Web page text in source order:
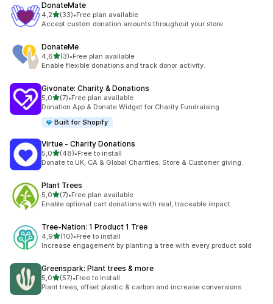
DonateMate
4,25 yıldız üzerinden
(33)
toplam 33 değerlendirme
•Free plan available
Accept custom donation amounts throughout your store
DonateMe
4,65 yıldız üzerinden
(3)
toplam 3 değerlendirme
•Free plan available
Enable flexible donations and track donor activity.
Givonate: Charity & Donations
5,05 yıldız üzerinden
(7)
toplam 7 değerlendirme
•Free plan available
Donation App & Donate Widget for Charity Fundraising
Built for Shopify
Virtue ‑ Charity Donations
5,05 yıldız üzerinden
(48)
toplam 48 değerlendirme
•Free to install
Donate to UK, CA & Global Charities. Store & Customer giving.
Plant Trees
5,05 yıldız üzerinden
(7)
toplam 7 değerlendirme
•Free plan available
Enable optional cart donations with real, traceable impact
Tree‑Nation: 1 Product 1 Tree
4,95 yıldız üzerinden
(10)
toplam 10 değerlendirme
•Free to install
Increase engagement by planting a tree with every product sold
Greenspark: Plant trees & more
5,05 yıldız üzerinden
(57)
toplam 57 değerlendirme
•Free to install
Plant trees, offset plastic & carbon and increase conversions